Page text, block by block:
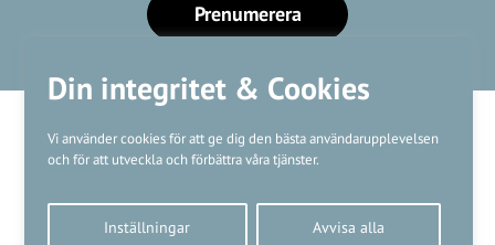
Din integritet & Cookies
Vi använder cookies för att ge dig den bästa användarupplevelsen
och för att utveckla och förbättra våra tjänster.
Inställningar Avvisa alla
Prenumerera